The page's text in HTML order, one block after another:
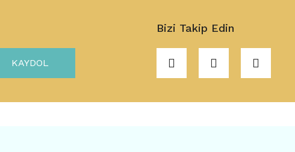
KAYDOL
Bizi Takip Edin